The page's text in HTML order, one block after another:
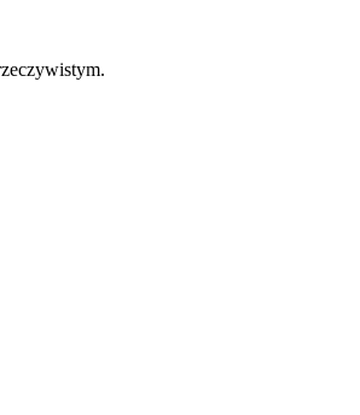
jako zabezpieczenie